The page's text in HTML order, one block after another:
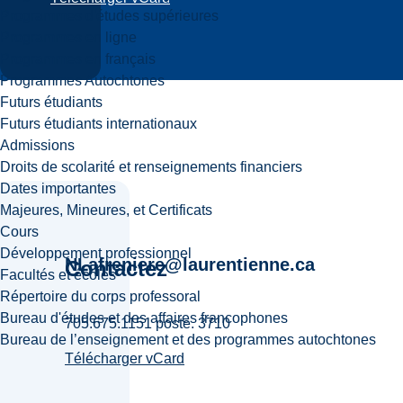
Programmes d'études supérieures
Programmes en ligne
Programmes en français
Programmes Autochtones
Futurs étudiants
Futurs étudiants internationaux
Admissions
Droits de scolarité et renseignements financiers
Dates importantes
Majeures, Mineures, et Certificats
Cours
Développement professionnel
Facultés et écoles
Répertoire du corps professoral
Bureau d'études et des affaires francophones
Bureau de l’enseignement et des programmes autochtones
Contactez
NLafreniere@laurentienne.ca
705.675.1151 poste. 3710
Télécharger vCard